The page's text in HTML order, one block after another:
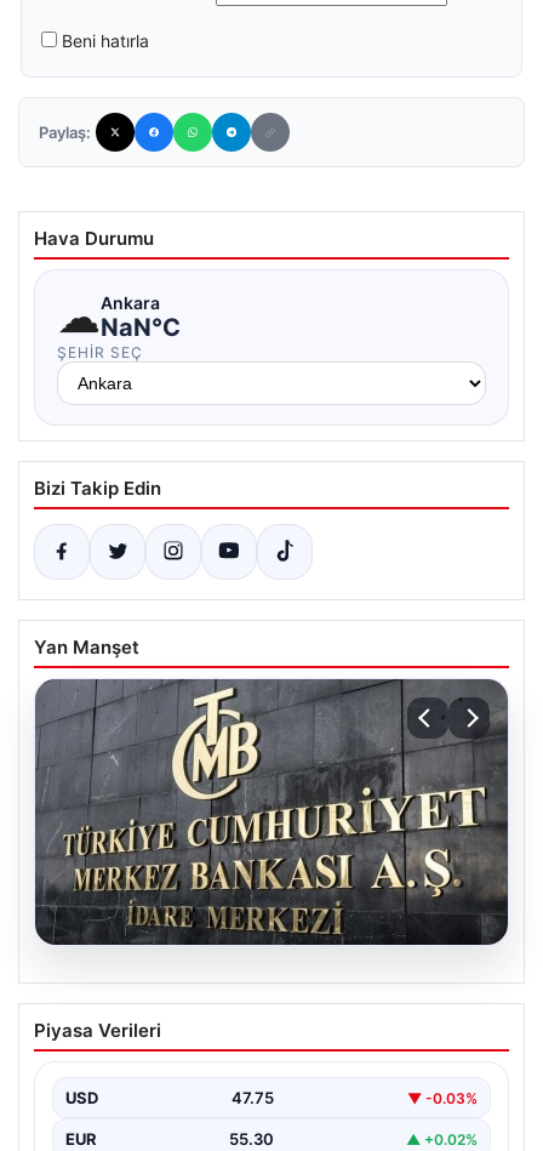
Beni hatırla
Paylaş:
Hava Durumu
☁Ankara
NaN°C
ŞEHIR SEÇ
Bizi Takip Edin
Yan Manşet
07.08.2026
TCMB’nin Nisan toplantısı ne zaman?
Ekonomistlerin faiz beklentileri
Türkiye Cumhuriyet Merkez Bankası Para Politikası
Piyasa Verileri
USD 47.75 ▼ -0.03%
EUR 55.30 ▲ +0.02%